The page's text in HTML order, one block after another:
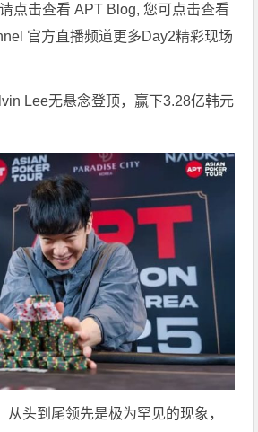
点击查看 APT Blog, 您可点击查看
官方直播频道更多Day2精彩现场
Lee无悬念登顶，赢下3.28亿韩元
从头到尾领先是极为罕见的现象，